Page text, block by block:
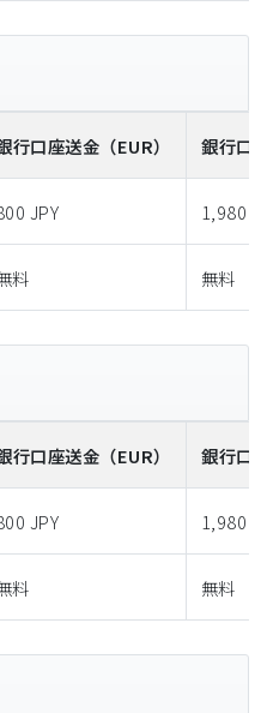
行口座送金 （EUR） 銀行口
JPY 1,980
料 無料
行口座送金 （EUR） 銀行口
JPY 1,980
料 無料